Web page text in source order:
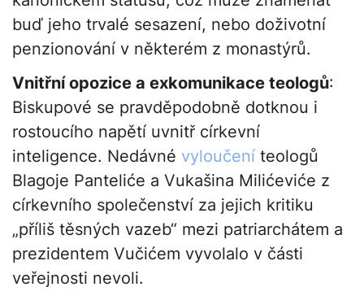
buď jeho trvalé sesazení, nebo doživotní
penzionování v některém z monastýrů.
Vnitřní opozice a exkomunikace teologů:
Biskupové se pravděpodobně dotknou i
rostoucího napětí uvnitř církevní
inteligence. Nedávné vyloučení teologů
Blagoje Panteliće a Vukašina Milićeviće z
církevního společenství za jejich kritiku
„příliš těsných vazeb“ mezi patriarchátem a
prezidentem Vučićem vyvolalo v části
veřejnosti nevoli.